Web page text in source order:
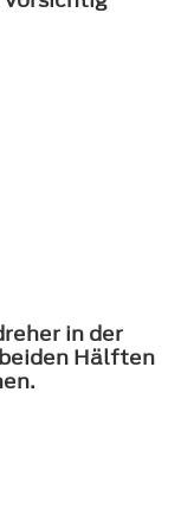
in der
Hälften